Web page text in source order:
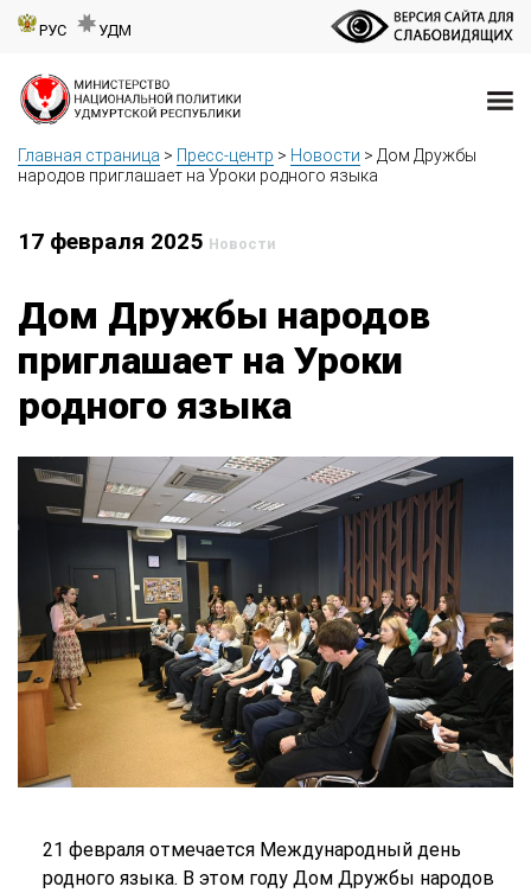
РУС УДМ
Главная страница > Пресс-центр > Новости > Дом Дружбы
народов приглашает на Уроки родного языка
17 февраля 2025 Новости
Дом Дружбы народов
приглашает на Уроки
родного языка
21 февраля отмечается Международный день
родного языка. В этом году Дом Дружбы народов